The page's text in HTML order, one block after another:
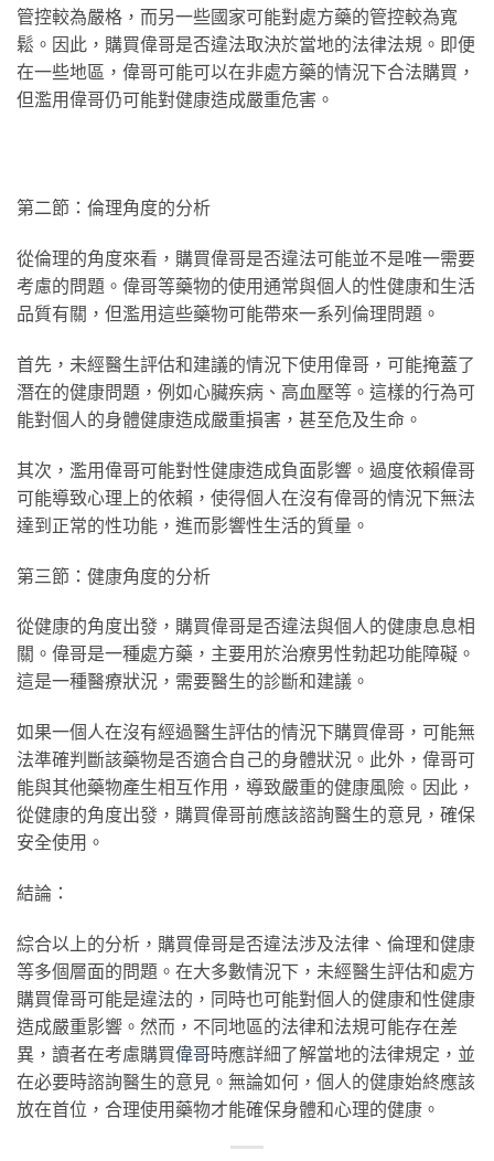
管控較為嚴格，而另一些國家可能對處方藥的管控較為寬
鬆。因此，購買偉哥是否違法取決於當地的法律法規。即便
在一些地區，偉哥可能可以在非處方藥的情況下合法購買，
但濫用偉哥仍可能對健康造成嚴重危害。
第二節：倫理角度的分析
從倫理的角度來看，購買偉哥是否違法可能並不是唯一需要
考慮的問題。偉哥等藥物的使用通常與個人的性健康和生活
品質有關，但濫用這些藥物可能帶來一系列倫理問題。
首先，未經醫生評估和建議的情況下使用偉哥，可能掩蓋了
潛在的健康問題，例如心臟疾病、高血壓等。這樣的行為可
能對個人的身體健康造成嚴重損害，甚至危及生命。
其次，濫用偉哥可能對性健康造成負面影響。過度依賴偉哥
可能導致心理上的依賴，使得個人在沒有偉哥的情況下無法
達到正常的性功能，進而影響性生活的質量。
第三節：健康角度的分析
從健康的角度出發，購買偉哥是否違法與個人的健康息息相
關。偉哥是一種處方藥，主要用於治療男性勃起功能障礙。
這是一種醫療狀況，需要醫生的診斷和建議。
如果一個人在沒有經過醫生評估的情況下購買偉哥，可能無
法準確判斷該藥物是否適合自己的身體狀況。此外，偉哥可
能與其他藥物產生相互作用，導致嚴重的健康風險。因此，
從健康的角度出發，購買偉哥前應該諮詢醫生的意見，確保
安全使用。
結論：
綜合以上的分析，購買偉哥是否違法涉及法律、倫理和健康
等多個層面的問題。在大多數情況下，未經醫生評估和處方
購買偉哥可能是違法的，同時也可能對個人的健康和性健康
造成嚴重影響。然而，不同地區的法律和法規可能存在差
異，讀者在考慮購買偉哥時應詳細了解當地的法律規定，並
在必要時諮詢醫生的意見。無論如何，個人的健康始終應該
放在首位，合理使用藥物才能確保身體和心理的健康。